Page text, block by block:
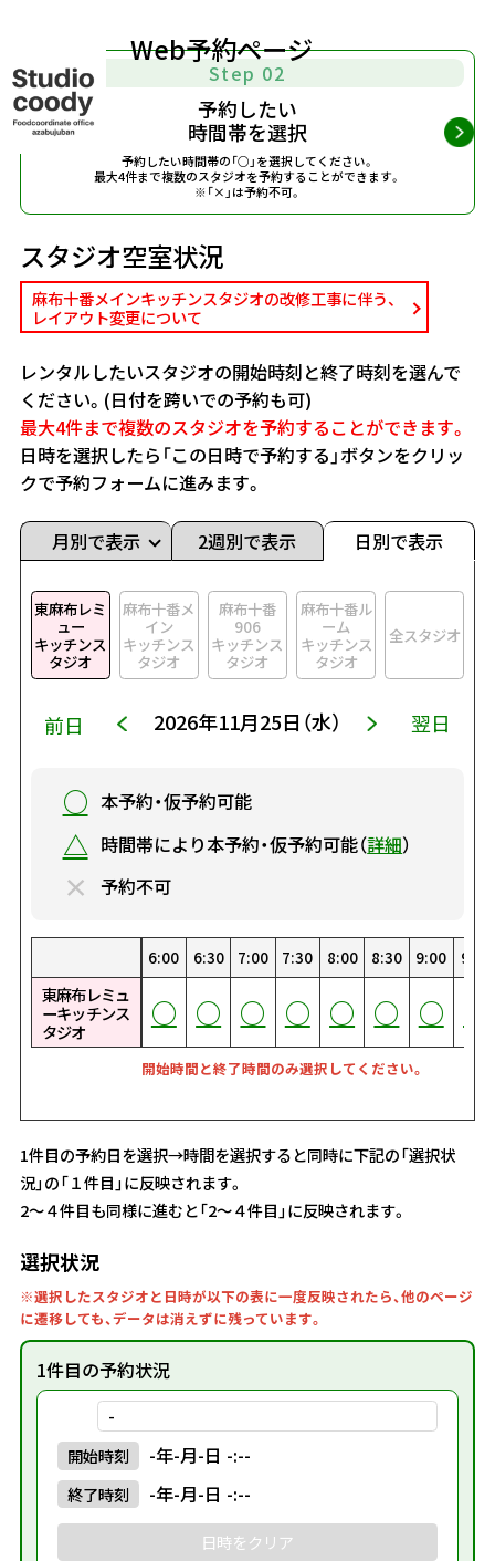
Web予約ページ
Step 02
予約したい
時間帯を選択
予約したい時間帯の「○」を選択してください。
最大4件まで複数のスタジオを予約することができます。
※「×」は予約不可。
スタジオ空室状況
麻布十番メインキッチンスタジオの改修工事に伴う、
レイアウト変更について
レンタルしたいスタジオの開始時刻と終了時刻を選んで
ください。(日付を跨いでの予約も可)
最大4件まで複数のスタジオを予約することができます。
日時を選択したら「この日時で予約する」ボタンをクリッ
クで予約フォームに進みます。
月別で表示 2週別で表示 日別で表示
東麻布レミ
ュー
キッチンス
タジオ
麻布十番メ
イン
キッチンス
タジオ
麻布十番
906
キッチンス
タジオ
麻布十番ル
ーム
キッチンス
タジオ
全スタジオ
前日 2026年11月25日（水） 翌日
○ 本予約・仮予約可能
△ 時間帯により本予約・仮予約可能（詳細）
× 予約不可
東麻布レミュ
ーキッチンス
タジオ
○ ○
○ ○
20:30
○
21:00
○
21:30
○
22:00
○
22:30
○
23:00
○
23:30
○
○ ○ ○
17:00
○
17:30
○
18:00
○
18:30
○
19:00
○
19:30
○
20:00
○
○ ○
13:00
○
13:30
○
14:00
○
14:30
○
15:00
○
15:30
○
16:00
○
16:30
○
○ ○
9:30
○
10:00
○
10:30
○
11:00
○
11:30
○
12:00
○
12:30
○
13:00
○ ○ ○
6:00
○
6:30
○
7:00
○
7:30
○
8:00
○
8:30
○
9:00
○
9:30
○ ○ ○
2:30
○
3:00
○
3:30
○
4:00
○
4:30
○
5:00
○
5:30
○
0:00
○
0:30
○
1:00
○
1:30
○
2:00
○
開始時間と終了時間のみ選択してください。
1件目の予約日を選択→時間を選択すると同時に下記の「選択状
況」の「１件目」に反映されます。
2～４件目も同様に進むと「2～４件目」に反映されます。
選択状況
※選択したスタジオと日時が以下の表に一度反映されたら、他のページ
に遷移しても、データは消えずに残っています。
1件目の予約状況
-
開始時刻 -年-月-日 -:--
終了時刻 -年-月-日 -:--
日時をクリア